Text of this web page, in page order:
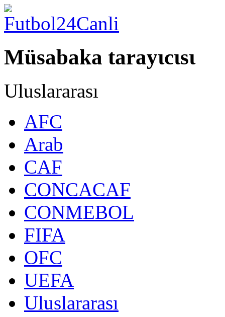
Müsabaka tarayιcιsι
Uluslararası
AFC
Arab
CAF
CONCACAF
CONMEBOL
FIFA
OFC
UEFA
Uluslararası